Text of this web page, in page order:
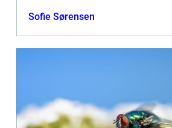
Sofie Sørensen